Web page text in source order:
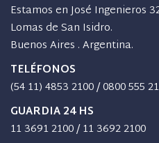
Estamos en José Ingenieros
Lomas de San Isidro.
Buenos Aires . Argentina.
TELÉFONOS
(54 11) 4853 2100/0800 555
GUARDIA 24 HS
11 3691 2100/11 3692 2100